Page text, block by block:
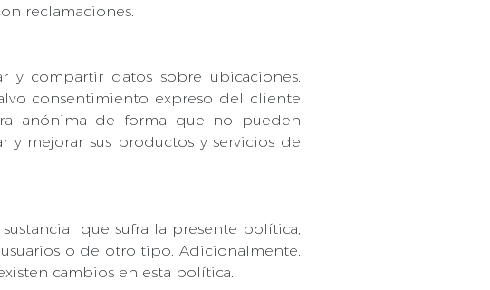
reclamaciones.
y compartir datos sobre ubicaciones,
consentimiento expreso del cliente
anónima de forma que no pueden
y mejorar sus productos y servicios de
que sufra la presente política,
o de otro tipo. Adicionalmente,
cambios en esta política.